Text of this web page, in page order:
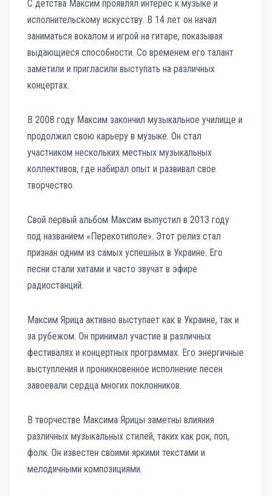
С детства Максим проявлял интерес к музыке и
исполнительскому искусству. В 14 лет он начал
заниматься вокалом и игрой на гитаре, показывая
выдающиеся способности. Со временем его талант
заметили и пригласили выступать на различных
концертах.
В 2008 году Максим закончил музыкальное училище и
продолжил свою карьеру в музыке. Он стал
участником нескольких местных музыкальных
коллективов, где набирал опыт и развивал свое
творчество.
Свой первый альбом Максим выпустил в 2013 году
под названием «Перекотиполе». Этот релиз стал
признан одним из самых успешных в Украине. Его
песни стали хитами и часто звучат в эфире
радиостанций.
Максим Ярица активно выступает как в Украине, так и
за рубежом. Он принимал участие в различных
фестивалях и концертных программах. Его энергичные
выступления и проникновенное исполнение песен
завоевали сердца многих поклонников.
В творчестве Максима Ярицы заметны влияния
различных музыкальных стилей, таких как рок, поп,
фолк. Он известен своими яркими текстами и
мелодичными композициями.